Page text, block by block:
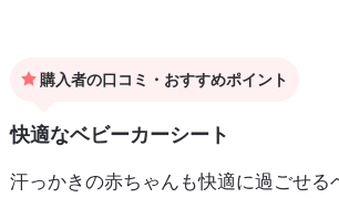
購入者の口コミ・おすすめポイント
快適なベビーカーシート
汗っかきの赤ちゃんも快適に過ごせる